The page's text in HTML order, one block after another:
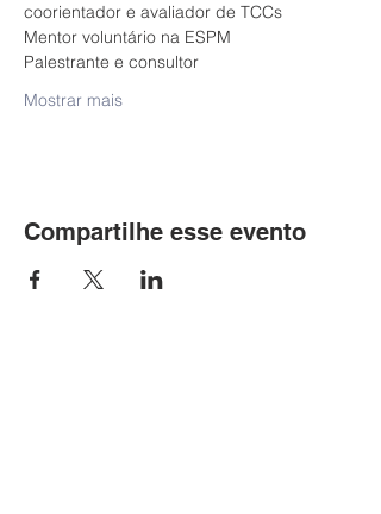
coorientador e avaliador de TCCs
Mentor voluntário na ESPM
Palestrante e consultor
Mostrar mais
Compartilhe esse evento